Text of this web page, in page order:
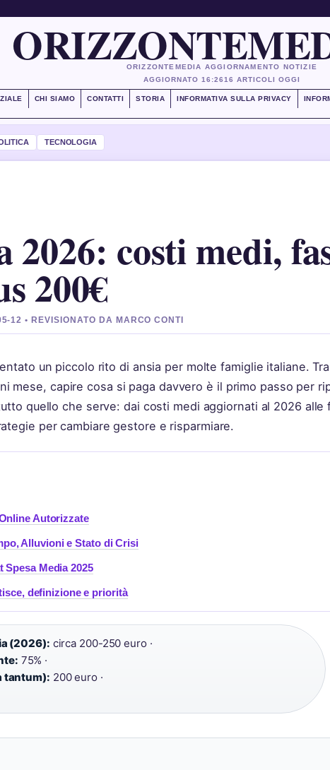
ORIZZONTEMEDIA AGGIORNAMENTO NOTIZIE
AGGIORNATO 16:2616 ARTICOLI OGGI
CHI SIAMO CONTATTI STORIA INFORMATIVA SULLA PRIVACY
TECNOLOGIA
costi medi,
200€
12 • REVISIONATO DA MARCO CONTI
un piccolo rito di ansia per molte famiglie italiane.
mese, capire cosa si paga davvero è il primo passo per
quello che serve: dai costi medi aggiornati al 2026 alle
per cambiare gestore e risparmiare.
Autorizzate
Alluvioni e Stato di Crisi
Media 2025
definizione e priorità
(2026): circa 200-250 euro ·
75% ·
tantum): 200 euro ·